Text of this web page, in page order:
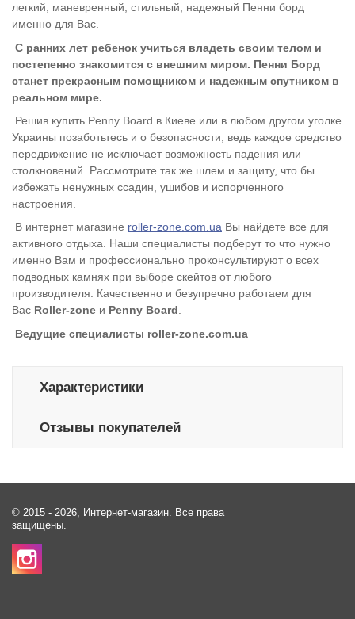
легкий, маневренный, стильный, надежный Пенни борд
именно для Вас.
С ранних лет ребенок учиться владеть своим телом и
постепенно знакомится с внешним миром. Пенни Борд
станет прекрасным помощником и надежным спутником в
реальном мире.
Решив купить Penny Board в Киеве или в любом другом уголке
Украины позаботьтесь и о безопасности, ведь каждое средство
передвижение не исключает возможность падения или
столкновений. Рассмотрите так же шлем и защиту, что бы
избежать ненужных ссадин, ушибов и испорченного
настроения.
В интернет магазине roller-zone.com.ua Вы найдете все для
активного отдыха. Наши специалисты подберут то что нужно
именно Вам и профессионально проконсультируют о всех
подводных камнях при выборе скейтов от любого
производителя. Качественно и безупречно работаем для
Вас Roller-zone и Penny Board.
Ведущие специалисты roller-zone.com.ua
Характеристики
Отзывы покупателей
© 2015 - 2026, Интернет-магазин. Все права
защищены.